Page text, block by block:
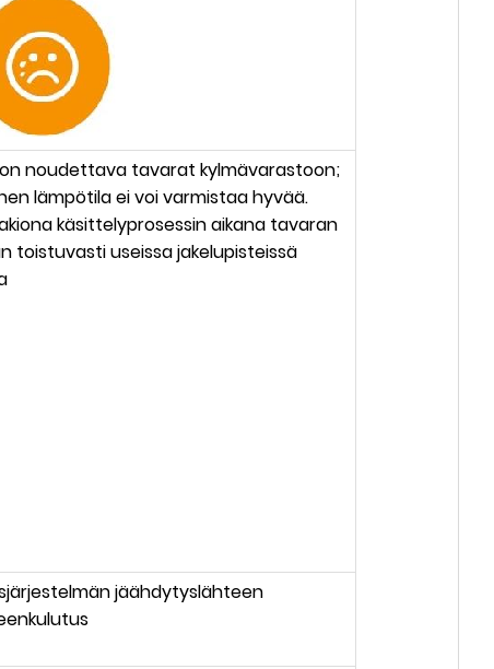
noudettava tavarat kylmävarastoon;
lämpötila ei voi varmistaa hyvää.
käsittelyprosessin aikana tavaran
toistuvasti useissa jakelupisteissä
jäähdytyslähteen